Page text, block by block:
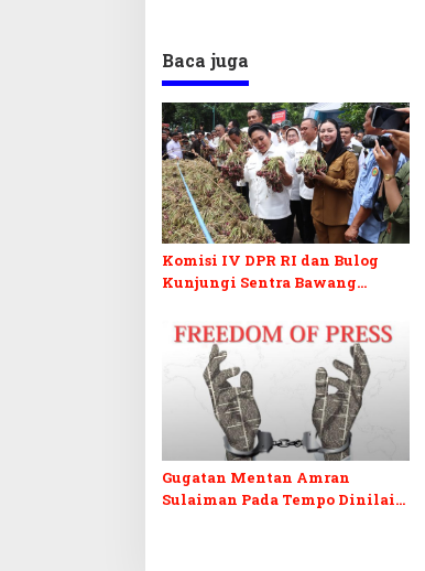
Baca juga
Komisi IV DPR RI dan Bulog
Kunjungi Sentra Bawang
Ekspor
Gugatan Mentan Amran
Sulaiman Pada Tempo Dinilai